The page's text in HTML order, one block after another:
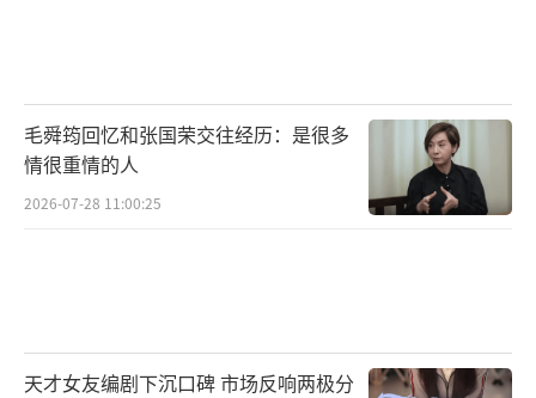
毛舜筠回忆和张国荣交往经历：是很多
情很重情的人
2026-07-28 11:00:25
天才女友编剧下沉口碑 市场反响两极分